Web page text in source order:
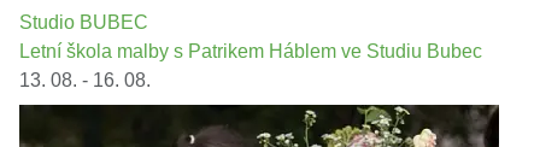
Studio BUBEC
Letní škola malby s Patrikem Háblem ve Studiu Bubec
13. 08. - 16. 08.